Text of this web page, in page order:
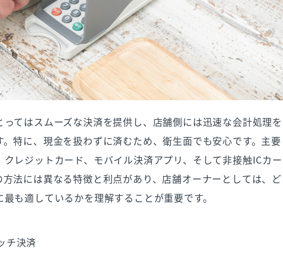
てはスムーズな決済を提供し、店舗側には迅速な会計処理を
特に、現金を扱わずに済むため、衛生面でも安心です。主要
レジットカード、モバイル決済アプリ、そして非接触ICカー
方法には異なる特徴と利点があり、店舗オーナーとしては、ど
も適しているかを理解することが重要です。
チ決済